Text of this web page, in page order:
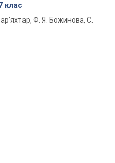
клас
Ф. Я. Божинова, С.